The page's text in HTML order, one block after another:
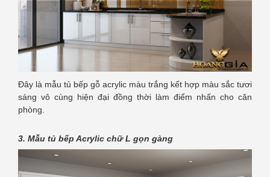
Đây là mẫu tủ bếp gỗ acrylic màu trắng kết hợp màu sắc tươi
sáng vô cùng hiện đại đồng thời làm điểm nhấn cho căn
phòng.
3. Mẫu tủ bếp Acrylic chữ L gọn gàng